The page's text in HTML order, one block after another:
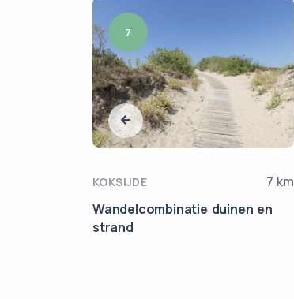
7
KOKSIJDE
7 km
Wandelcombinatie duinen en
strand